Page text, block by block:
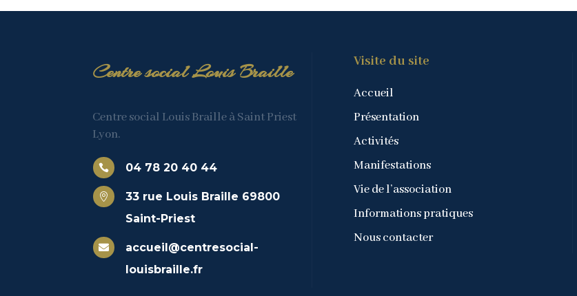
Centre social Louis Braille
Centre social Louis Braille à Saint Priest
Lyon.
 04 78 20 40 44

33 rue Louis Braille 69800
Saint-Priest

accueil@centresocial-
louisbraille.fr
Visite du site
Accueil
Présentation
Activités
Manifestations
Vie de l’association
Informations pratiques
Nous contacter